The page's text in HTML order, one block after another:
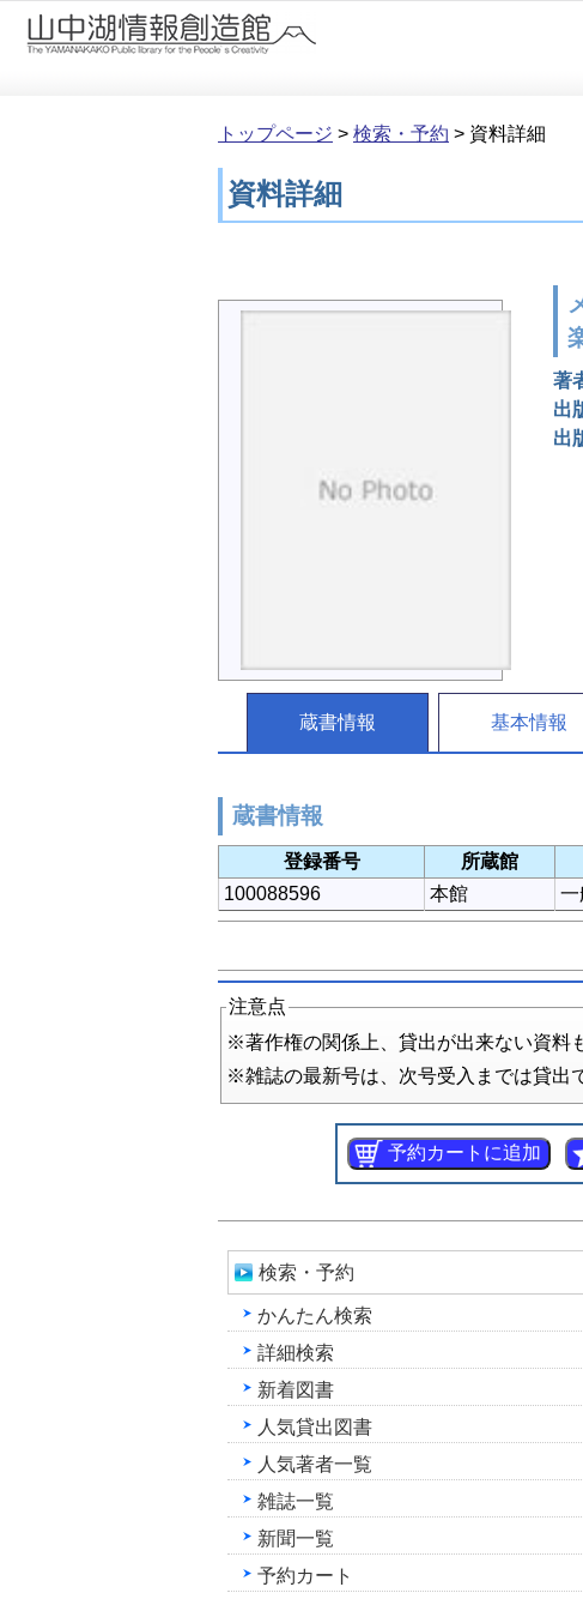
本文へ移動
トップページ > 検索・予約 > 資料詳細
資料詳細
著
出
出
蔵書情報 基本情報
蔵書情報
登録番号 所蔵館
100088596
本館 一
注意点
※著作権の関係上、貸出が出来ない資料
※雑誌の最新号は、次号受入までは貸出
検索・予約
かんたん検索
詳細検索
新着図書
人気貸出図書
人気著者一覧
雑誌一覧
新聞一覧
予約カート